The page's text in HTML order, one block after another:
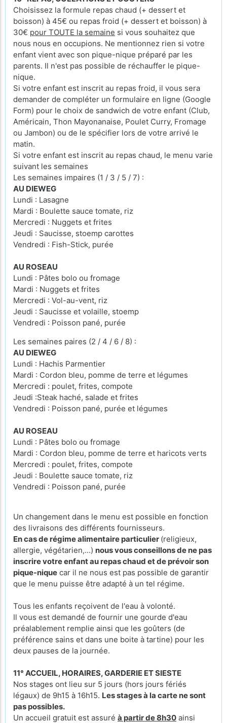
Choisissez la formule repas chaud (+ dessert et
boisson) à 45€ ou repas froid (+ dessert et boisson) à
30€ pour TOUTE la semaine si vous souhaitez que
nous nous en occupions. Ne mentionnez rien si votre
enfant vient avec son pique-nique préparé par les
parents. Il n'est pas possible de réchauffer le pique-
nique.
Si votre enfant est inscrit au repas froid, il vous sera
demander de compléter un formulaire en ligne (Google
Form) pour le choix de sandwich de votre enfant (Club,
Américain, Thon Mayonanaise, Poulet Curry, Fromage
ou Jambon) ou de le spécifier lors de votre arrivé le
matin.
Si votre enfant est inscrit au repas chaud, le menu varie
suivant les semaines
Les semaines impaires (1 / 3 / 5 / 7) :
AU DIEWEG
Lundi : Lasagne
Mardi : Boulette sauce tomate, riz
Mercredi : Nuggets et frites
Jeudi : Saucisse, stoemp carottes
Vendredi : Fish-Stick, purée
AU ROSEAU
Lundi : Pâtes bolo ou fromage
Mardi : Nuggets et frites
Mercredi : Vol-au-vent, riz
Jeudi : Saucisse et volaille, stoemp
Vendredi : Poisson pané, purée
Les semaines paires (2 / 4 / 6 / 8) :
AU DIEWEG
Lundi : Hachis Parmentier
Mardi : Cordon bleu, pomme de terre et légumes
Mercredi : poulet, frites, compote
Jeudi :Steak haché, salade et frites
Vendredi : Poisson pané, purée et légumes
AU ROSEAU
Lundi : Pâtes bolo ou fromage
Mardi : Cordon bleu, pomme de terre et haricots verts
Mercredi : poulet, frites, compote
Jeudi : Boulette sauce tomate, riz
Vendredi : Poisson pané, purée
Un changement dans le menu est possible en fonction
des livraisons des différents fournisseurs.
En cas de régime alimentaire particulier (religieux,
allergie, végétarien,...) nous vous conseillons de ne pas
inscrire votre enfant au repas chaud et de prévoir son
pique-nique car il ne nous est pas possible de garantir
que le menu puisse être adapté à un tel régime.
Tous les enfants reçoivent de l'eau à volonté.
Il vous est demandé de fournir une gourde d'eau
préalablement remplie ainsi que les goûters (de
préférence sains et dans une boite à tartine) pour les
deux pauses de la journée.
11° ACCUEIL, HORAIRES, GARDERIE ET SIESTE
Nos stages ont lieu sur 5 jours (hors jours fériés
légaux) de 9h15 à 16h15. Les stages à la carte ne sont
pas possibles.
Un accueil gratuit est assuré à partir de 8h30 ainsi